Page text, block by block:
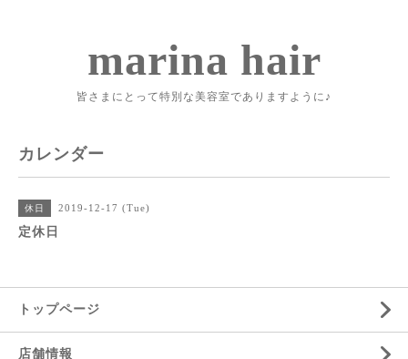
marina hair
皆さまにとって特別な美容室でありますように♪
カレンダー
休日 2019-12-17 (Tue)
定休日
トップページ
店舗情報